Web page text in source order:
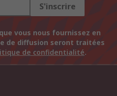
S'inscrire
vous nous fournissez en
de diffusion seront traitées
de confidentialité.